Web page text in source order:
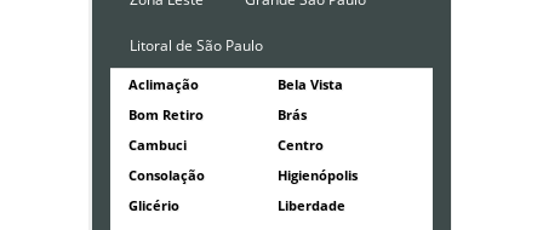
Litoral de São Paulo
Aclimação
Bela Vista
Bom Retiro
Brás
Cambuci
Centro
Consolação
Higienópolis
Glicério
Liberdade